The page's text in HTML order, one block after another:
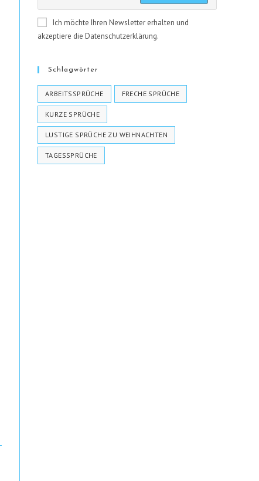
Ich möchte Ihren Newsletter erhalten und
akzeptiere die Datenschutzerklärung.
Schlagwörter
ARBEITSSPRÜCHE FRECHE SPRÜCHE
KURZE SPRÜCHE
LUSTIGE SPRÜCHE ZU WEIHNACHTEN
TAGESSPRÜCHE